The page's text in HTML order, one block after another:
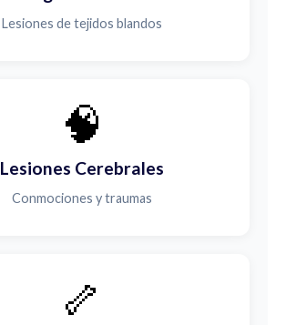
Lesiones de tejidos blandos
🧠
Lesiones Cerebrales
Conmociones y traumas
🦴